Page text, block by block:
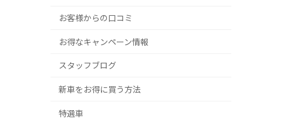
お客様からの口コミ
お得なキャンペーン情報
スタッフブログ
新車をお得に買う方法
特選車